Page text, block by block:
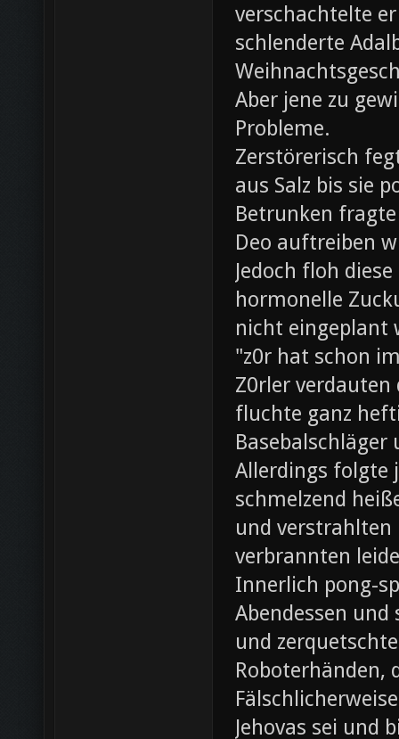
verschachtelte
schlenderte
Aber jene zu
Probleme.
Zerstörerisch
aus Salz bis sie
Betrunken
Deo auftreiben
Jedoch floh
hormonelle
nicht eingeplant
"z0r hat schon
Z0rler
fluchte ganz
Allerdings folgte
schmelzend
und verstrahlten
verbrannten
Innerlich pong-
Abendessen
und
Roboterhänden,
Jehovas sei und